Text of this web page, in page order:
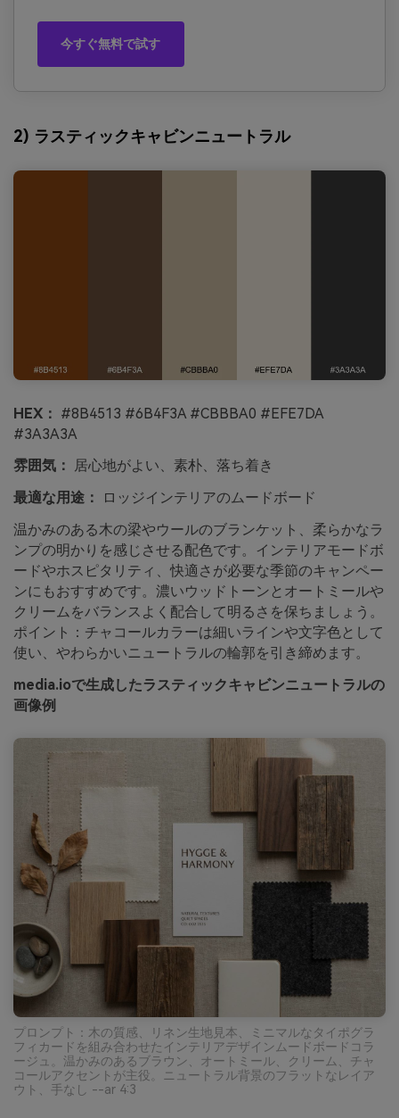
今すぐ無料で試す
2) ラスティックキャビンニュートラル
HEX： #8B4513 #6B4F3A #CBBBA0 #EFE7DA
#3A3A3A
雰囲気：
居心地がよい、素朴、落ち着き
最適な用途：
ロッジインテリアのムードボード
温かみのある木の梁やウールのブランケット、柔らかなラ
ンプの明かりを感じさせる配色です。インテリアモードボ
ードやホスピタリティ、快適さが必要な季節のキャンペー
ンにもおすすめです。濃いウッドトーンとオートミールや
クリームをバランスよく配合して明るさを保ちましょう。
ポイント：チャコールカラーは細いラインや文字色として
使い、やわらかいニュートラルの輪郭を引き締めます。
media.ioで生成したラスティックキャビンニュートラルの
画像例
プロンプト：木の質感、リネン生地見本、ミニマルなタイポグラ
フィカードを組み合わせたインテリアデザインムードボードコラ
ージュ。温かみのあるブラウン、オートミール、クリーム、チャ
コールアクセントが主役。ニュートラル背景のフラットなレイア
ウト、手なし --ar 4:3